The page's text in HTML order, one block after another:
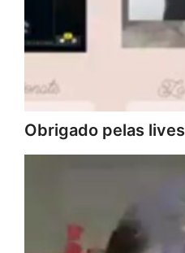
Obrigado pelas lives